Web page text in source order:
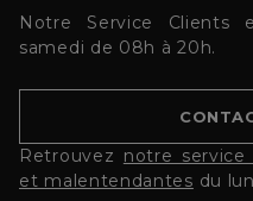
Notre Service Clients
samedi de 08h à 20h.
Retrouvez notre service
et malentendantes du